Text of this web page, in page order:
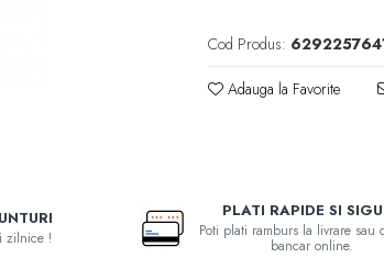
Cod Produs:
Adauga la Favorite
zilnice !
PLATI RAPIDE SI
Poti plati ramburs la livrare sau
bancar online.